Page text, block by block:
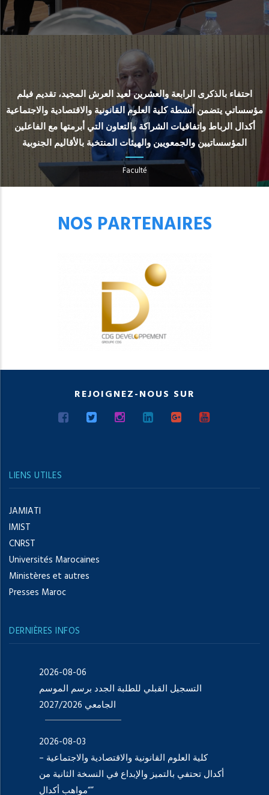
احتفاء بالذكرى الرابعة والعشرين لعيد العرش المجيد، تقديم فيلم
مؤسساتي يتضمن أنشطة كلية العلوم القانونية والاقتصادية والاجتماعية
أكدال الرباط واتفاقيات الشراكة والتعاون التي أبرمتها مع الفاعلين
المؤسساتيين والجمعويين والهيئات المنتخبة بالأقاليم الجنوبية
Faculté
NOS PARTENAIRES
REJOIGNEZ-NOUS SUR
LIENS UTILES
JAMIATI
IMIST
CNRST
Universités Marocaines
Ministères et autres
Presses Maroc
DERNIÈRES INFOS
2026-08-06
التسجيل القبلي للطلبة الجدد برسم الموسم
الجامعي 2027/2026
2026-08-03
كلية العلوم القانونية والاقتصادية والاجتماعية –
أكدال تحتفي بالتميز والإبداع في النسخة الثانية من
“مواهب أكدال”